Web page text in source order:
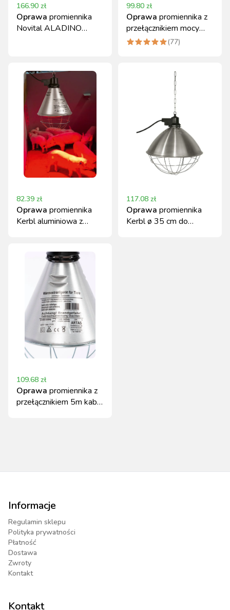
166.90 zł
Oprawa promiennika
Novital ALADINO
99.80 zł
Oprawa promiennika z
przełącznikiem mocy
230V Kerbl 2,5 m
(77)
82.39 zł
Oprawa promiennika
Kerbl aluminiowa z
117.08 zł
Oprawa promiennika
Kerbl ø 35 cm do
109.68 zł
Oprawa promiennika z
przełącznikiem 5m kabel
Informacje
Regulamin sklepu
Polityka prywatności
Płatność
Dostawa
Zwroty
Kontakt
Kontakt